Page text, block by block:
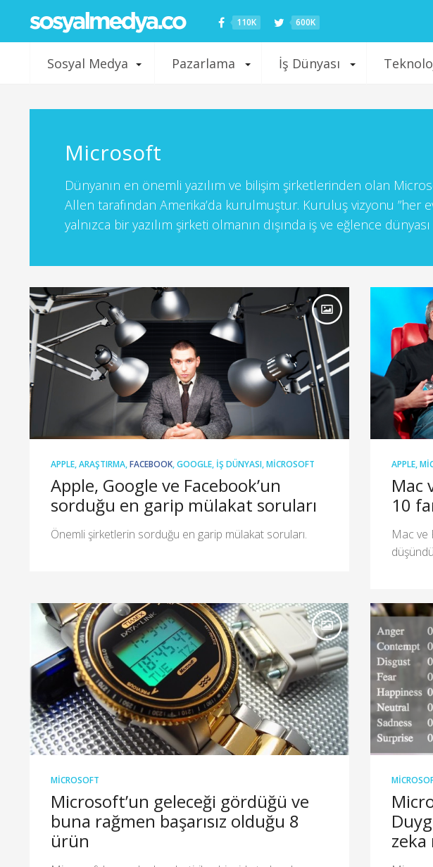
110K 600K
Sosyal Medya Pazarlama İş Dünyası
Microsoft
Dünyanın en önemli yazılım ve bilişim şirketlerinden olan
Allen tarafından Amerika’da kurulmuştur. Kuruluş vizyonu ”her
yalnızca bir yazılım şirketi olmanın dışında iş ve eğlence
APPLE,ARAŞTIRMA,FACEBOOK,GOOGLE, İŞ DÜNYASI,MICROSOFT
Apple, Google ve Facebook’un
sorduğu en garip mülakat soruları
Önemli şirketlerin sorduğu en garip mülakat soruları.
APPLE,
Mac
10
Mac ve
MICROSOFT
Microsoft’un geleceği gördüğü ve
buna rağmen başarısız olduğu 8
ürün